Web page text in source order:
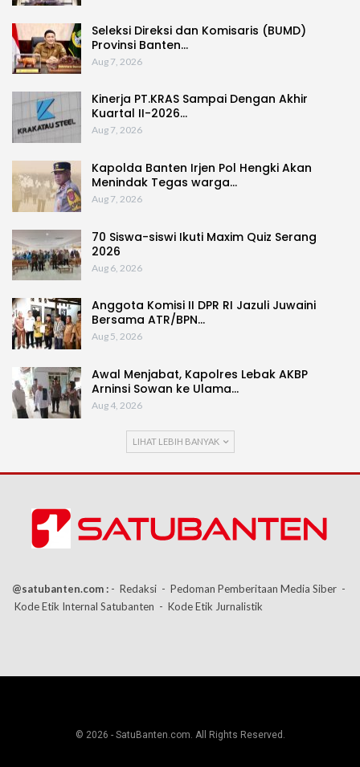
Seleksi Direksi dan Komisaris (BUMD)
Provinsi Banten…
Aug 7, 2026
Kinerja PT.KRAS Sampai Dengan Akhir
Kuartal II-2026…
Aug 7, 2026
Kapolda Banten Irjen Pol Hengki Akan
Menindak Tegas warga…
Aug 7, 2026
70 Siswa-siswi Ikuti Maxim Quiz Serang
2026
Aug 6, 2026
Anggota Komisi II DPR RI Jazuli Juwaini
Bersama ATR/BPN…
Aug 5, 2026
Awal Menjabat, Kapolres Lebak AKBP
Arninsi Sowan ke Ulama…
Aug 4, 2026
LIHAT LEBIH BANYAK
@satubanten.com : - Redaksi - Pedoman Pemberitaan Media Siber -
Kode Etik Internal Satubanten - Kode Etik Jurnalistik
© 2026 - SatuBanten.com. All Rights Reserved.